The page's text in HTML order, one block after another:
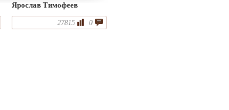
Ярослав Тимофеев
0
27815